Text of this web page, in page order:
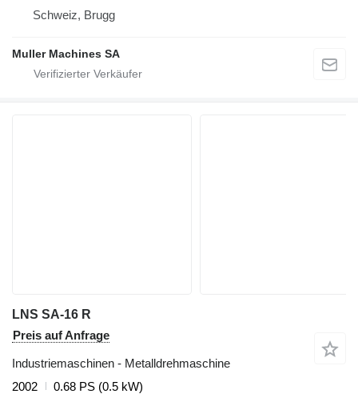
Schweiz, Brugg
Muller Machines SA
LNS SA-16 R
Preis auf Anfrage
Industriemaschinen - Metalldrehmaschine
2002
0.68 PS (0.5 kW)